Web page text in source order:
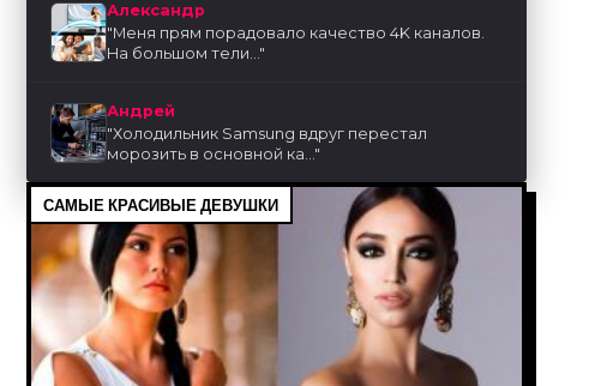
Александр
"Меня прям порадовало качество 4K каналов.
На большом тели..."
Андрей
"Холодильник Samsung вдруг перестал
морозить в основной ка..."
САМЫЕ КРАСИВЫЕ ДЕВУШКИ